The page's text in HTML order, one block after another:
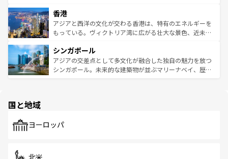
とつ。フォーやバインミー、ベトナムコーヒーなどは、ぜ
ひ現地で味わいたい。どの地域を訪れてもあたたかい人々
が旅行者を迎えてくれるので、きっと忘れられない旅にな
参照してほしい。
の活気が交差している。北部ではチェンマイなどの山岳地
帯で自然と触れ合い、南部ではプーケットやクラビの美し
いビーチでリゾート気分を楽しむことができる。タイ料理
激する。気候は一年中温暖で、どの季節にも異なる楽しみ
が待っている。親しみやすいタイの人々、仏教を中心とし
た文化、そして多様な観光資源が、訪れる旅人を魅了し続
香港
アジアと西洋の文化が交わる香港は、特有のエネルギーを
もっている。ヴィクトリア湾に広がる壮大な景色、近未来
み、どこを訪れても感動するはず。観光スポットが密集し
ており、効率よく見どころを回れるのも魅力。息をのむよ
うな絶景から文化的な体験まで、香港を存分に楽しみ尽く
シンガポール
アジアの交差点として多文化が融合した独自の魅力を放つ
シンガポール。未来的な建築物が並ぶマリーナベイ、歴史
で、ホーカーズは地元の風情を楽しめる外せないスポット
国と地域
ヨーロッパ